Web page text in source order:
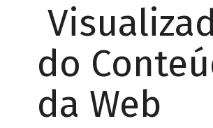
do
da Web